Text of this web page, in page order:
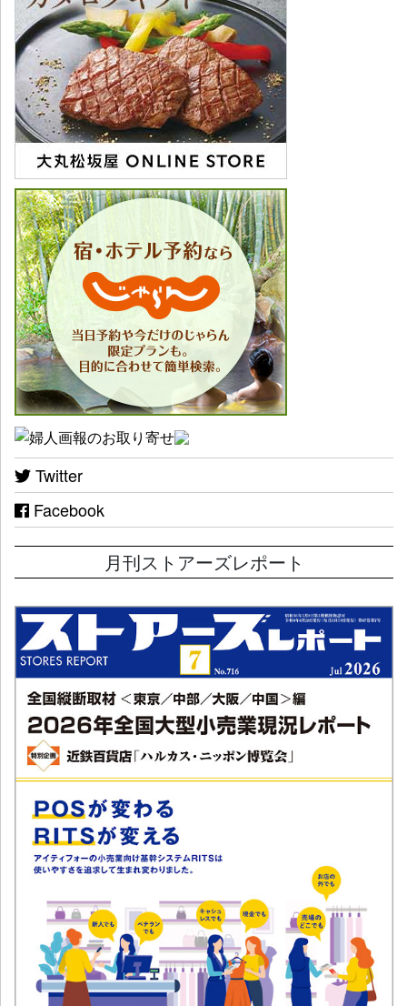
Twitter
Facebook
月刊ストアーズレポート